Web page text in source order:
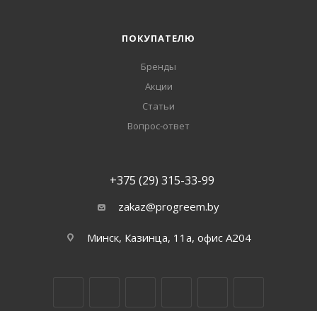
ПОКУПАТЕЛЮ
Бренды
Акции
Статьи
Вопрос-ответ
+375 (29) 315-33-99
zakaz@progreem.by
Минск, Казинца, 11а, офис А204